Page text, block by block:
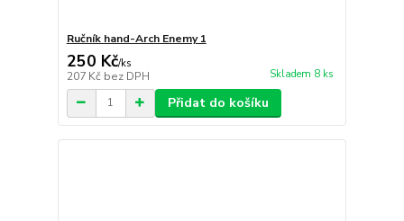
Ručník hand-Arch Enemy 1
250 Kč/ks
207 Kč bez DPH Skladem 8 ks
Přidat do košíku